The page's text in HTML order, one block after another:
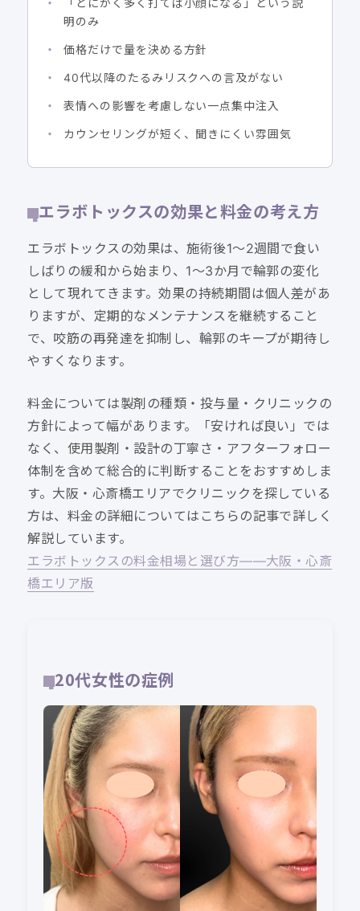
「とにかく多く打てば小顔になる」という説
明のみ
価格だけで量を決める方針
40代以降のたるみリスクへの言及がない
表情への影響を考慮しない一点集中注入
カウンセリングが短く、聞きにくい雰囲気
エラボトックスの効果と料金の考え方
エラボトックスの効果は、施術後1〜2週間で食い
しばりの緩和から始まり、1〜3か月で輪郭の変化
として現れてきます。効果の持続期間は個人差があ
りますが、定期的なメンテナンスを継続すること
で、咬筋の再発達を抑制し、輪郭のキープが期待し
やすくなります。
料金については製剤の種類・投与量・クリニックの
方針によって幅があります。「安ければ良い」では
なく、使用製剤・設計の丁寧さ・アフターフォロー
体制を含めて総合的に判断することをおすすめしま
す。大阪・心斎橋エリアでクリニックを探している
方は、料金の詳細についてはこちらの記事で詳しく
解説しています。
エラボトックスの料金相場と選び方——大阪・心斎
橋エリア版
20代女性の症例